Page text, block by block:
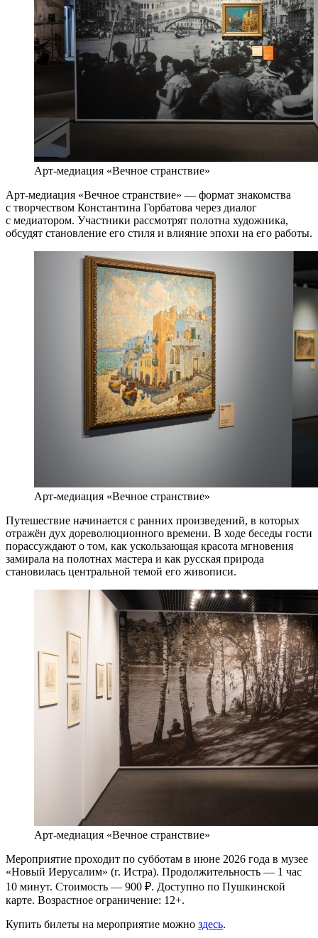
Арт-медиация «Вечное странствие»
Арт-медиация «Вечное странствие» — формат знакомства
с творчеством Константина Горбатова через диалог
с медиатором. Участники рассмотрят полотна художника,
обсудят становление его стиля и влияние эпохи на его работы.
Арт-медиация «Вечное странствие»
Путешествие начинается с ранних произведений, в которых
отражён дух дореволюционного времени. В ходе беседы гости
порассуждают о том, как ускользающая красота мгновения
замирала на полотнах мастера и как русская природа
становилась центральной темой его живописи.
Арт-медиация «Вечное странствие»
Мероприятие проходит по субботам в июне 2026 года в музее
«Новый Иерусалим» (г. Истра). Продолжительность — 1 час
10 минут. Стоимость — 900 ₽. Доступно по Пушкинской
карте. Возрастное ограничение: 12+.
Купить билеты на мероприятие можно здесь.